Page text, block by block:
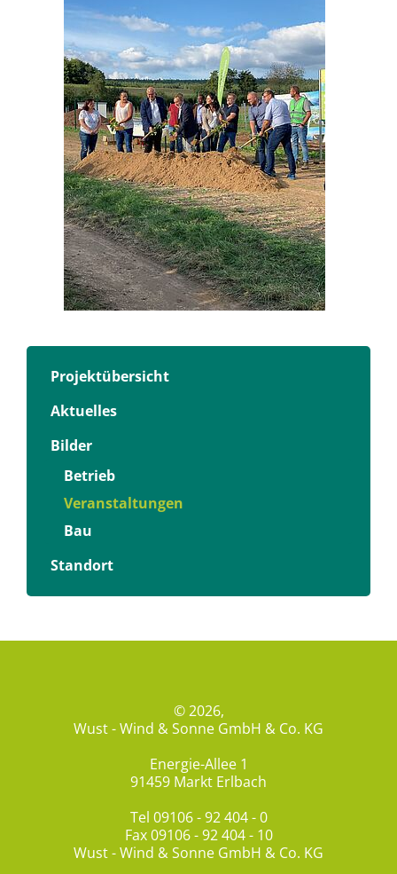
Projektübersicht
Aktuelles
Bilder
Betrieb
Veranstaltungen
Bau
Standort
© 2026,
Wust - Wind & Sonne GmbH & Co. KG
Energie-Allee 1
91459 Markt Erlbach
Tel 09106 - 92 404 - 0
Fax 09106 - 92 404 - 10
Wust - Wind & Sonne GmbH & Co. KG